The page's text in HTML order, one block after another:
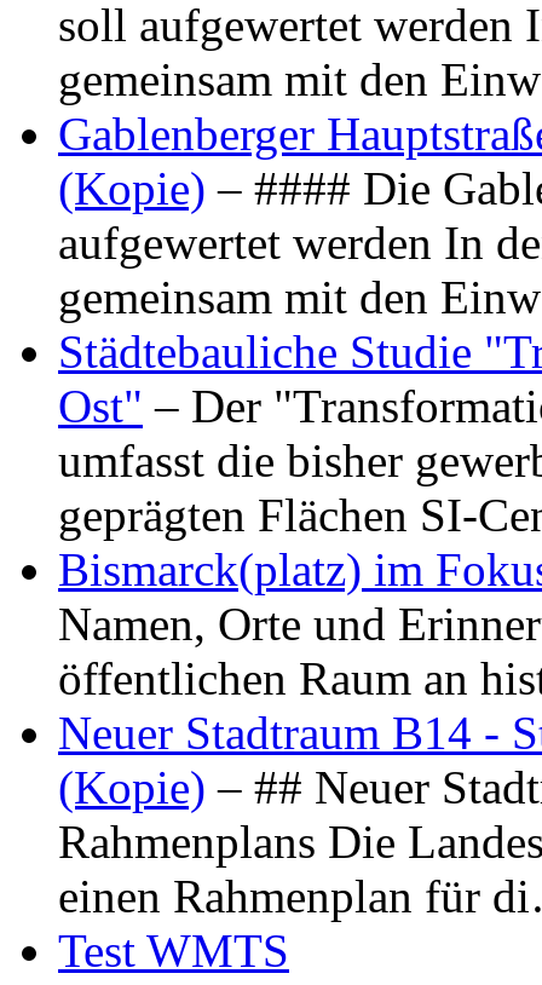
soll aufgewertet werden
gemeinsam mit den
Gablenberger
(Kopie) – #### Die
aufgewertet werden In
gemeinsam mit den
Städtebauliche Studie
Ost" – Der
umfasst die bisher
geprägten Flächen SI-
Bismarck(platz) im
Namen, Orte und
öffentlichen Raum an
Neuer Stadtraum B14 -
(Kopie) – ## Neuer
Rahmenplans Die
einen Rahmenplan für
Test WMTS